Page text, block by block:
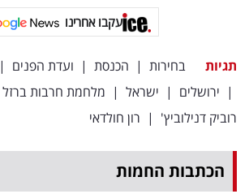
עקבו אחרינו
תגיות בחירות | הכנסת | ועדת הפנים |
| ירושלים | ישראל | מלחמת חרבות ברזל
רוביק דנילוביץ' | רון חולדאי
הכתבות החמות